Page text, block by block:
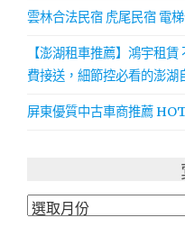
雲林合法民宿 虎尾民宿 電
【澎湖租車推薦】鴻宇租
費接送，細節控必看的澎湖
屏東優質中古車商推薦
彙